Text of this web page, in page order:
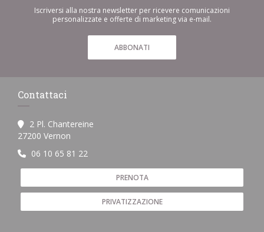
Iscriversi alla nostra newsletter per ricevere comunicazioni
personalizzate e offerte di marketing via e-mail.
ABBONATI
Contattaci
2 Pl. Chantereine
27200 Vernon
06 10 65 81 22
PRENOTA
PRIVATIZZAZIONE